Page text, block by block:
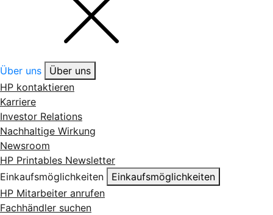
Über uns
Über uns
HP kontaktieren
Karriere
Investor Relations
Nachhaltige Wirkung
Newsroom
HP Printables Newsletter
Einkaufsmöglichkeiten
Einkaufsmöglichkeiten
HP Mitarbeiter anrufen
Fachhändler suchen